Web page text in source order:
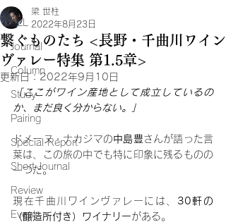
ALL
Journal
Column
Study
Pairing
Special Report
Short Journal
Review
Event
繋ぐものたち <長野・千曲川ワイン
ヴァレー特集 第1.5章>
梁 世柱
2022年8月23日
更新日：2022年9月10日
「ここがワイン産地として成立しているの
か、まだ良く分からない。」
ドメーヌ・ナカジマの中島豊さんが語った言
葉は、この旅の中でも特に印象に残るものの
一つだ。
現在千曲川ワインヴァレーには、 30軒の
（醸造所付き）ワイナリーがある。